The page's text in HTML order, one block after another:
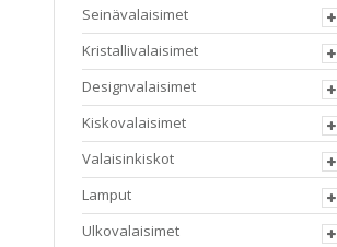
Seinävalaisimet
Kristallivalaisimet
Designvalaisimet
Kiskovalaisimet
Valaisinkiskot
Lamput
Ulkovalaisimet